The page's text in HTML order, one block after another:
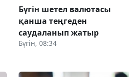
Бүгін шетел валютасы
қанша теңгеден
саудаланып жатыр
Бүгін, 08:34